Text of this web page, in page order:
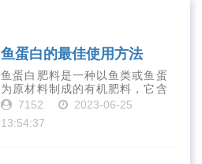
鱼蛋白的最佳使用方法
鱼蛋白肥料是一种以鱼类或鱼蛋
为原材料制成的有机肥料，它含
有丰富的营养物质，如氮、磷、
钾、钙、镁等元素以及多种微量
元素和植物生长因子。这些营养
7152
2023-06-25
13:54:37